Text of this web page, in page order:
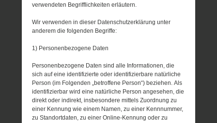
verwendeten Begrifflichkeiten erläutern.
Wir verwenden in dieser Datenschutzerklärung unter
anderem die folgenden Begriffe:
1) Personenbezogene Daten
Personenbezogene Daten sind alle Informationen, die
sich auf eine identifizierte oder identifizierbare natürliche
Person (im Folgenden „betroffene Person“) beziehen. Als
identifizierbar wird eine natürliche Person angesehen, die
direkt oder indirekt, insbesondere mittels Zuordnung zu
einer Kennung wie einem Namen, zu einer Kennnummer,
zu Standortdaten, zu einer Online-Kennung oder zu